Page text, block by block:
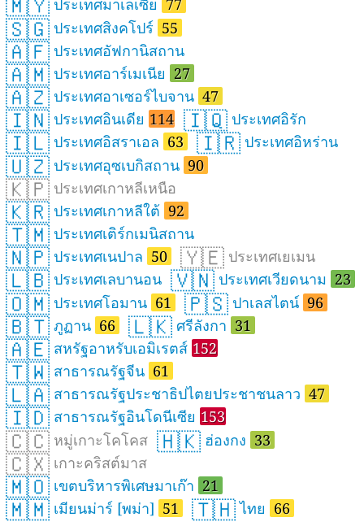
ประเทศมาเลเซีย 77
🇸🇬 ประเทศสิงคโปร์ 55
🇦🇫 ประเทศอัฟกานิสถาน
🇦🇲 ประเทศอาร์เมเนีย 27
🇦🇿 ประเทศอาเซอร์ไบจาน 47
🇮🇳 ประเทศอินเดีย 114 🇮🇶 ประเทศอิรัก
🇮🇱 ประเทศอิสราเอล 63 🇮🇷 ประเทศอิหร่าน
🇺🇿 ประเทศอุซเบกิสถาน 90
🇰🇵 ประเทศเกาหลีเหนือ
🇰🇷 ประเทศเกาหลีใต้ 92
🇹🇲 ประเทศเติร์กเมนิสถาน
🇳🇵 ประเทศเนปาล 50 🇾🇪 ประเทศเยเมน
🇱🇧 ประเทศเลบานอน 🇻🇳 ประเทศเวียดนาม 23
🇴🇲 ประเทศโอมาน 61 🇵🇸 ปาเลสไตน์ 96
🇧🇹 ภูฏาน 66 🇱🇰 ศรีลังกา 31
🇦🇪 สหรัฐอาหรับเอมิเรตส์ 152
🇹🇼 สาธารณรัฐจีน 61
🇱🇦 สาธารณรัฐประชาธิปไตยประชาชนลาว 47
🇮🇩 สาธารณรัฐอินโดนีเซีย 153
🇨🇨 หมู่เกาะโคโคส 🇭🇰 ฮ่องกง 33
🇨🇽 เกาะคริสต์มาส
🇲🇴 เขตบริหารพิเศษมาเก๊า 21
🇲🇲 เมียนม่าร์ [พม่า] 51 🇹🇭ไทย 66